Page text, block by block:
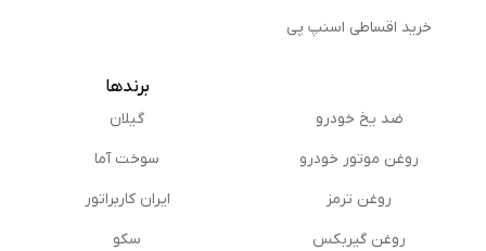
خرید اقساطی اسنپ پی
ضد یخ خودرو
روغن موتور خودرو
روغن ترمز
روغن گیربكس
برندها
گیلان
سوخت آما
ایران کاربراتور
سکو